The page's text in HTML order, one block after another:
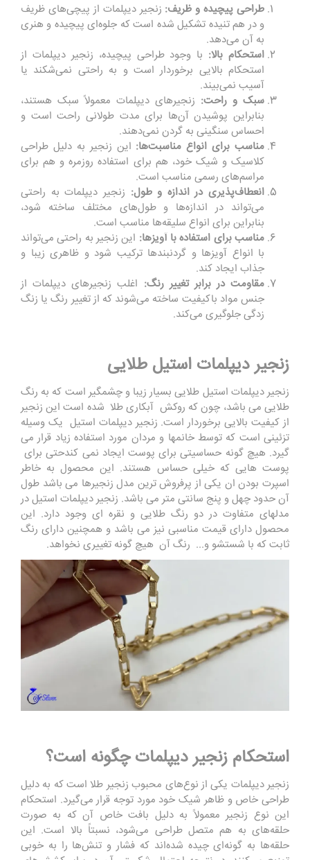
طراحی پیچیده و ظریف: زنجیر دیپلمات از پیچی‌های ظریف
و در هم تنیده تشکیل شده است که جلوه‌ای پیچیده و هنری
به آن می‌دهد.
استحکام بالا: با وجود طراحی پیچیده، زنجیر دیپلمات از
استحکام بالایی برخوردار است و به راحتی نمی‌شکند یا
آسیب نمی‌بیند.
سبک و راحت: زنجیرهای دیپلمات معمولاً سبک هستند،
بنابراین پوشیدن آن‌ها برای مدت طولانی راحت است و
احساس سنگینی به گردن نمی‌دهند.
مناسب برای انواع مناسبت‌ها: این زنجیر به دلیل طراحی
کلاسیک و شیک خود، هم برای استفاده روزمره و هم برای
مراسم‌های رسمی مناسب است.
انعطاف‌پذیری در اندازه و طول: زنجیر دیپلمات به راحتی
می‌تواند در اندازه‌ها و طول‌های مختلف ساخته شود،
بنابراین برای انواع سلیقه‌ها مناسب است.
مناسب برای استفاده با آویزها: این زنجیر به راحتی می‌تواند
با انواع آویزها و گردنبندها ترکیب شود و ظاهری زیبا و
جذاب ایجاد کند.
مقاومت در برابر تغییر رنگ: اغلب زنجیرهای دیپلمات از
جنس مواد باکیفیت ساخته می‌شوند که از تغییر رنگ یا زنگ
زدگی جلوگیری می‌کند.
زنجیر دیپلمات استیل طلایی
زنجیر دیپلمات استیل طلایی بسیار زیبا و چشمگیر است که به رنگ
طلایی می باشد، چون که روکش آبکاری طلا شده است این زنجیر
از کیفیت بالایی برخوردار است. زنجیر دیپلمات استیل یک وسیله
تزئینی است که توسط خانمها و مردان مورد استفاده زیاد قرار می
گیرد. هیچ گونه حساسیتی برای پوست ایجاد نمی کندحتی برای
پوست هایی که خیلی حساس هستند. این محصول به خاطر
اسپرت بودن ان یکی از پرفروش ترین مدل زنجیرها می باشد طول
آن حدود چهل و پنج سانتی متر می باشد. زنجیر دیپلمات استیل در
مدلهای متفاوت در دو رنگ طلایی و نقره ای وجود دارد. این
محصول دارای قیمت مناسبی نیز می باشد و همچنین دارای رنگ
ثابت که با شستشو و... رنگ آن هیچ گونه تغییری نخواهد.
استحکام زنجیر دیپلمات چگونه است؟
زنجیر دیپلمات یکی از نوع‌های محبوب زنجیر طلا است که به دلیل
طراحی خاص و ظاهر شیک خود مورد توجه قرار می‌گیرد. استحکام
این نوع زنجیر معمولاً به دلیل بافت خاص آن که به صورت
حلقه‌های به هم متصل طراحی می‌شود، نسبتاً بالا است. این
حلقه‌ها به گونه‌ای چیده شده‌اند که فشار و تنش‌ها را به خوبی